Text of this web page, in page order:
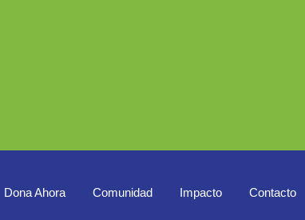
Dona Ahora Comunidad Impacto Contacto